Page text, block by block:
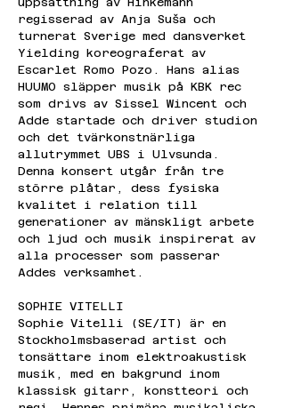
regisserad av Anja Suša och
turnerat Sverige med dansverket
Yielding koreograferat av
Escarlet Romo Pozo. Hans alias
HUUMO släpper musik på KBK rec
som drivs av Sissel Wincent och
Adde startade och driver studion
och det tvärkonstnärliga
allutrymmet UBS i Ulvsunda.
Denna konsert utgår från tre
större plåtar, dess fysiska
kvalitet i relation till
generationer av mänskligt arbete
och ljud och musik inspirerat av
alla processer som passerar
Addes verksamhet.
SOPHIE VITELLI
Sophie Vitelli (SE/IT) är en
Stockholmsbaserad artist och
tonsättare inom elektroakustisk
musik, med en bakgrund inom
klassisk gitarr, konstteori och